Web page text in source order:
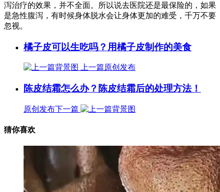
泻治疗的效果，并不全面。所以说去医院还是最保险的，如果
是急性腹泻，有时候身体脱水会让身体更加的难受，千万不要
忽视。
橘子皮可以生吃吗？用橘子皮制作的美食
上一篇原创发布
陈皮结霜怎么办？陈皮结霜后的处理方法！
原创发布下一篇
猜你喜欢